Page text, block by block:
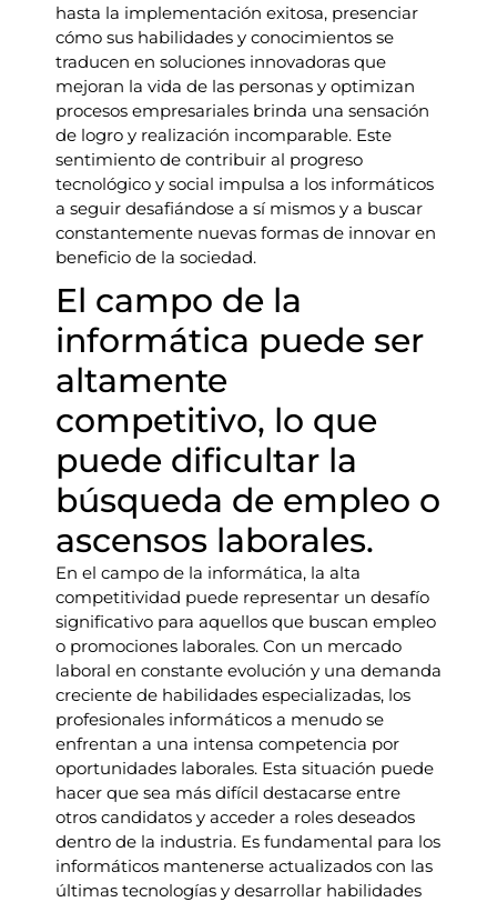
hasta la implementación exitosa, presenciar
cómo sus habilidades y conocimientos se
traducen en soluciones innovadoras que
mejoran la vida de las personas y optimizan
procesos empresariales brinda una sensación
de logro y realización incomparable. Este
sentimiento de contribuir al progreso
tecnológico y social impulsa a los informáticos
a seguir desafiándose a sí mismos y a buscar
constantemente nuevas formas de innovar en
beneficio de la sociedad.
El campo de la
informática puede ser
altamente
competitivo, lo que
puede dificultar la
búsqueda de empleo o
ascensos laborales.
En el campo de la informática, la alta
competitividad puede representar un desafío
significativo para aquellos que buscan empleo
o promociones laborales. Con un mercado
laboral en constante evolución y una demanda
creciente de habilidades especializadas, los
profesionales informáticos a menudo se
enfrentan a una intensa competencia por
oportunidades laborales. Esta situación puede
hacer que sea más difícil destacarse entre
otros candidatos y acceder a roles deseados
dentro de la industria. Es fundamental para los
informáticos mantenerse actualizados con las
últimas tecnologías y desarrollar habilidades